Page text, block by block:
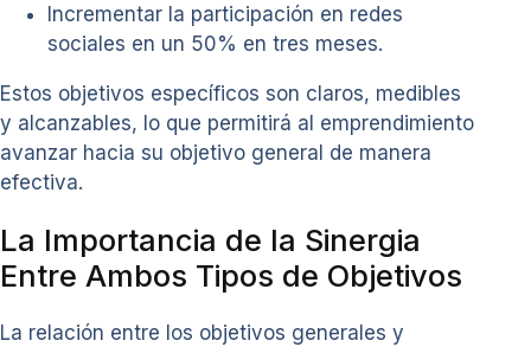
Incrementar la participación en redes
sociales en un 50% en tres meses.
Estos objetivos específicos son claros, medibles
y alcanzables, lo que permitirá al emprendimiento
avanzar hacia su objetivo general de manera
efectiva.
La Importancia de la Sinergia
Entre Ambos Tipos de Objetivos
La relación entre los objetivos generales y